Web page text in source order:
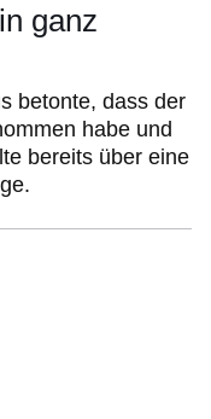
ganz
betonte, dass der
habe und
bereits über eine